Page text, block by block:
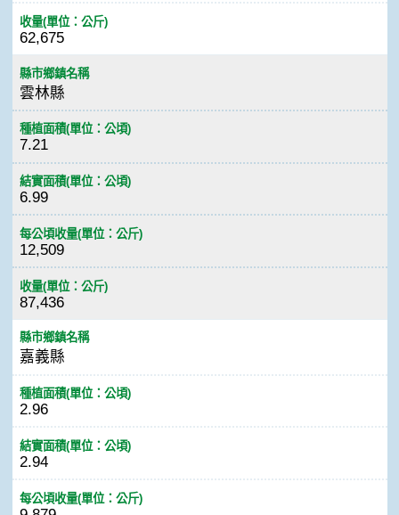
收量(單位：公斤)
62,675
縣市鄉鎮名稱
雲林縣
種植面積(單位：公頃)
7.21
結實面積(單位：公頃)
6.99
每公頃收量(單位：公斤)
12,509
收量(單位：公斤)
87,436
縣市鄉鎮名稱
嘉義縣
種植面積(單位：公頃)
2.96
結實面積(單位：公頃)
2.94
每公頃收量(單位：公斤)